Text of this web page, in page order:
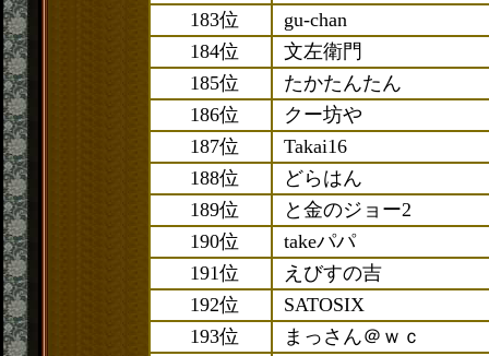
183位
gu-chan
184位
文左衛門
185位
たかたんたん
186位
クー坊や
187位
Takai16
188位
どらはん
189位
と金のジョー2
190位
takeパパ
191位
えびすの吉
192位
SATOSIX
193位
まっさん＠ｗｃ